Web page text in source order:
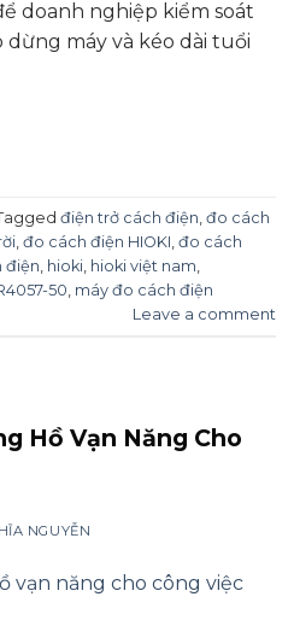
doanh nghiệp kiểm soát
dừng máy và kéo dài tuổi
điện trở cách điện đo cách
đo cách điện HIOKI đo cách
điện hioki hioki việt nam
50 máy đo cách điện
Leave a comment
Hồ Vạn Năng Cho
NGUYỄN